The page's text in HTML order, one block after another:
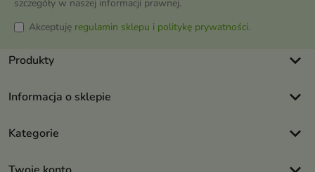
szczegóły w naszej informacji prawnej.
Akceptuję regulamin sklepu i politykę prywatności.
Produkty keyboard_arrow_down
Informacja o sklepie keyboard_arrow_down
Kategorie keyboard_arrow_down